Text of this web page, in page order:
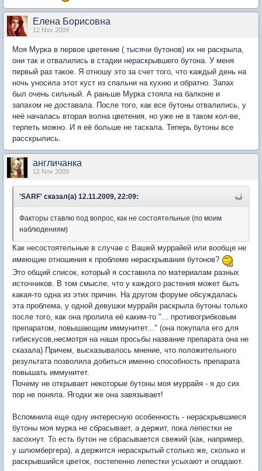
Елена Борисовна
12 Nov 2009
Моя Мурка в первое цветение ( тысячи бутонов) их не раскрыла,
они так и отвалились в стадии нераскрывшего бутона. У меня
первый раз такое. Я отношу это за счет того, что каждый день на
ночь уносила этот куст из спальни на кухню и обратно. Запах
был очень сильный. А раньше Мурка стояла на балконе и
запахом не доставала. После того, как все бутоны отвалились, у
неё началась вторая волна цветения, но уже не в таком кол-ве,
терпеть можно. И я её больше не таскала. Теперь бутоны все
расскрылись.
англичанка
12 Nov 2009
'SARF' сказал(а) 12.11.2009, 22:09:
Факторы ставлю под вопрос, как не состоятельные (по моим
наблюдениям)
Как несостоятельные в случае с Вашей муррайей или вообще не
имеющие отношения к проблеме нераскрывания бутонов?
Это общий список, который я составила по материалам разных
источников. В том смысле, что у каждого растения может быть
какая-то одна из этих причин. На другом форуме обсуждалась
эта проблема, у одной девушки муррайя раскрыла бутоны только
после того, как она пролила её каким-то "... противогрибковым
препаратом, повышающим иммунитет..." (она покупала его для
гибискусов,несмотря на наши просьбы название препарата она не
сказала) Причем, высказывалось мнение, что положительного
результата позволила добиться именно способность препарата
повышать иммунитет.
Почему не открывает некоторые бутоны моя муррайя - я до сих
пор не поняла. Ягодки же она завязывает!
Вспомнила еще одну интересную особенность - нераскрывшиеся
бутоны моя мурка не сбрасывает, а держит, пока лепестки не
засохнут. То есть бутон не сбрасывается свежий (как, например,
у шлюмбергера), а держится нераскрытый столько же, сколько и
раскрывшийся цветок, постепенно лепестки усыхают и опадают.